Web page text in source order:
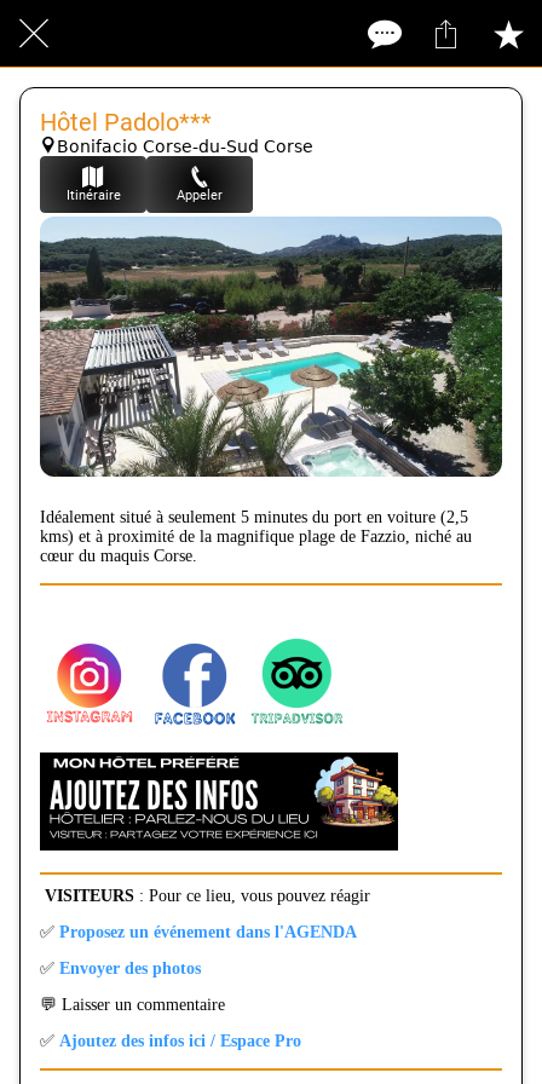
Hôtel Padolo***
Bonifacio Corse-du-Sud Corse
Itinéraire Appeler
Idéalement situé à seulement 5 minutes du port en voiture (2,5
kms) et à proximité de la magnifique plage de Fazzio, niché au
cœur du maquis Corse.
VISITEURS : Pour ce lieu, vous pouvez réagir
✅ Proposez un événement dans l'AGENDA
✅ Envoyer des photos
💬 Laisser un commentaire
✅ Ajoutez des infos ici / Espace Pro